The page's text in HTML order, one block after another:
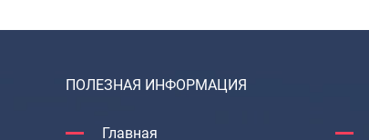
ПОЛЕЗНАЯ ИНФОРМАЦИЯ
Главная